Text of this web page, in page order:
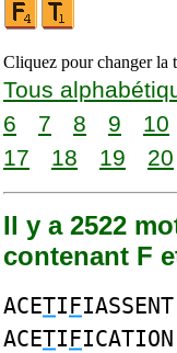
Cliquez pour changer la
Tous
6
7 8 9 10
17
18 19 20
Il y a 2522
contenant F
ACETIF
ACETIF